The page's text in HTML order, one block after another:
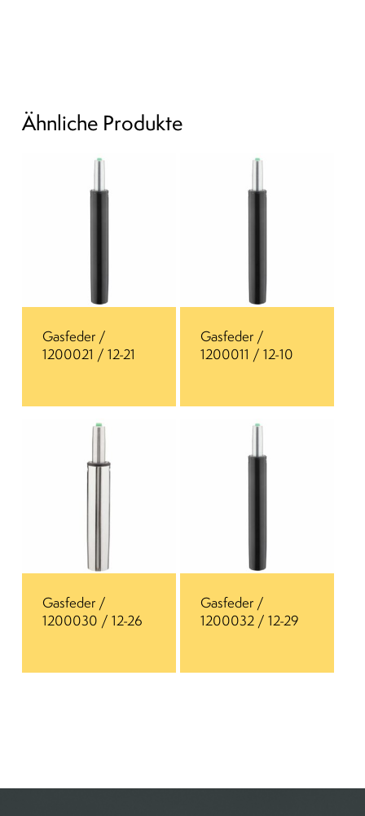
Ähnliche Produkte
Gasfeder /
1200021 / 12-21
Gasfeder /
1200011 / 12-10
Gasfeder /
1200030 / 12-26
Gasfeder /
1200032 / 12-29